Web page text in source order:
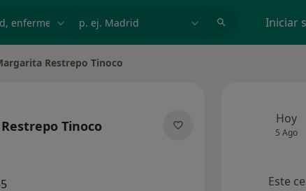
Iniciar
Restrepo Tinoco
Tinoco Hoy
5 Ago
Este